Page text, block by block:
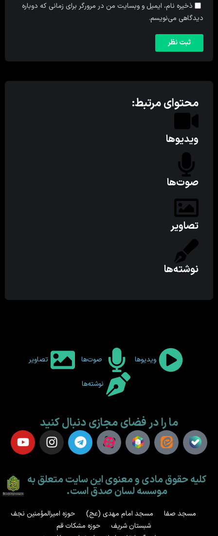
ذخیره نام، ایمیل و وبسایت من در مرورگر برای زمانی که دوباره
دیدگاهی می‌نویسم.
محتوای مرتبط:
ویدیوها
صوت‌ها
تصاویر
نوشته‌ها
ویدیوها صوت‌ها تصاویر
نوشته‌ها
ما را در فضای مجازی دنبال کنید
کلیه حقوق مادی و معنوی این سایت متعلق به
موسسه لسان صدق است.
مسجد صفا مسجد امام مهدی (عج)
حوزه امیرالمؤمنین نجف
شبستان شریف
حوزه مشکات قم